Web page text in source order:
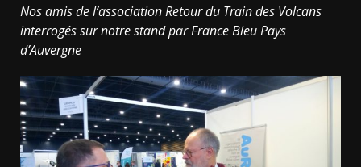
Nos amis de l’association Retour du Train des Volcans
interrogés sur notre stand par France Bleu Pays
d’Auvergne